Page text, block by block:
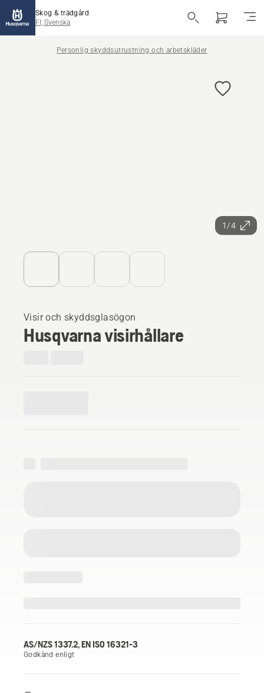
Skog & trädgård
FI, Svenska
Personlig skyddsutrustning och arbetskläder
1/4
Visir och skyddsglasögon
Husqvarna visirhållare
AS/NZS 1337.2, EN ISO 16321-3
Godkänd enligt